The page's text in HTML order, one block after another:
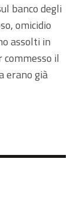
banco degli
omicidio
assolti in
il
erano già